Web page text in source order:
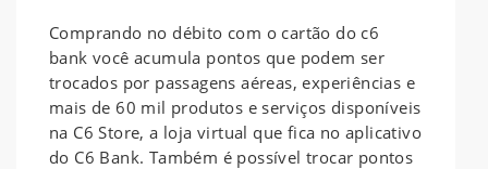
Comprando no débito com o cartão do c6
bank você acumula pontos que podem ser
trocados por passagens aéreas, experiências e
mais de 60 mil produtos e serviços disponíveis
na C6 Store, a loja virtual que fica no aplicativo
do C6 Bank. Também é possível trocar pontos